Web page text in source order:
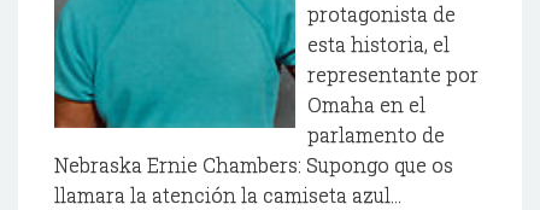
protagonista de
esta historia, el
representante por
Omaha en el
parlamento de
Nebraska Ernie Chambers: Supongo que os
llamara la atención la camiseta azul...